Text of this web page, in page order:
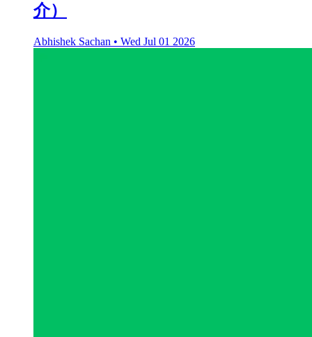
介）
Abhishek Sachan • Wed Jul 01 2026